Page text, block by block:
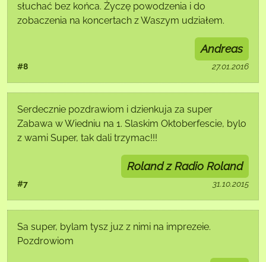
słuchać bez końca. Życzę powodzenia i do
zobaczenia na koncertach z Waszym udziałem.
#8
Andreas
27.01.2016
Serdecznie pozdrawiom i dzienkuja za super
Zabawa w Wiedniu na 1. Slaskim Oktoberfescie, bylo
z wami Super, tak dali trzymac!!!
#7
Roland z Radio Roland
31.10.2015
Sa super, bylam tysz juz z nimi na imprezeie.
Pozdrowiom